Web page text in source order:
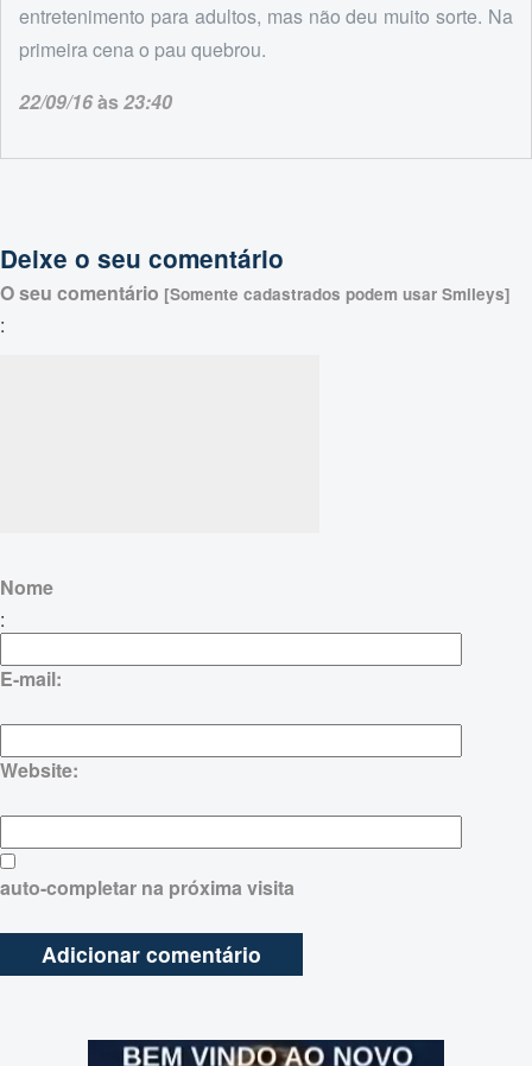
entretenimento para adultos, mas não deu muito sorte. Na
primeira cena o pau quebrou.
22/09/16às23:40
Deixe o seu comentário
O seu comentário [Somente cadastrados podem usar Smileys]
:
Nome
:
E-mail:
Website:
auto-completar na próxima visita